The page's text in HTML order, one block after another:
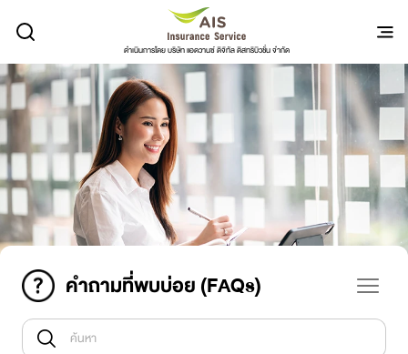
ดำเนินการโดย บริษัท แอดวานซ์ ดิจิทัล ดิสทริบิวชั่น จำกัด
คำถามที่พบบ่อย (FAQs)